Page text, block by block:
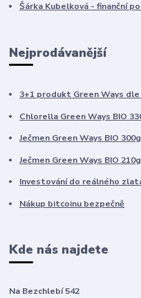
Šárka Kubelková - finanční
Nejprodávanější
3+1 produkt Green Ways
Chlorella Green Ways BIO
Ječmen Green Ways BIO 300g
Ječmen Green Ways BIO
Investování do reálného
Nákup bitcoinu bezpečně
Kde nás najdete
Na Bezchlebí 542